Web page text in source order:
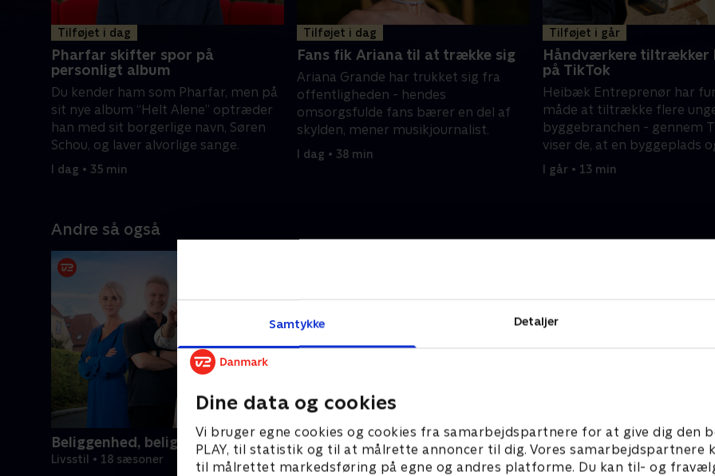
Samtykke Detaljer
Dine data og cookies
Vi bruger egne cookies og cookies fra samarbejdspartnere for at give dig den
PLAY, til statistik og til at målrette annoncer til dig. Vores samarbejdspartnere
til målrettet markedsføring på egne og andres platforme. Du kan til- og
Tilføjet i dag
Pharfar skifter spor på
personligt album
Du kender ham som Pharfar, men på
sit nye album “Helt Alene” optræder
han med sit borgerlige navn, Søren
Schou, og laver alvorlige sange.
I dag • 35 min
Tilføjet i dag
Fans fik Ariana til at trække sig
Ariana Grande har trukket sig fra
offentligheden - hendes
omsorgsfulde fans bærer en del af
skylden, mener musikjournalist.
I dag • 38 min
Tilføjet i går
Håndværkere tiltrækker
på TikTok
Heibæk Entreprenør har
måde at tiltrække flere
byggebranchen - gennem
viser de, at en byggeplads
indeholder fællesskab og
I går • 13 min
Andre så også
Beliggenhed, beliggenhed, beliggenhed
Livsstil • 18 sæsoner
Linde på Langeland
Livsstil • 5 sæsoner